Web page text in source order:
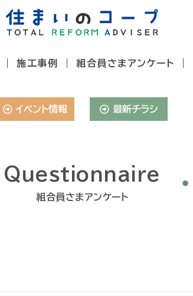
施工事例 組合員さまアンケート
イベント情報 最新チラシ
Questionnaire
組合員さまアンケート